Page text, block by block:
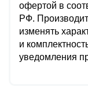
офертой в
РФ.
изменять
и
уведомления